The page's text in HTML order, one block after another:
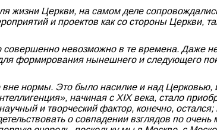
жизни Церкви, на самом деле
и проектов как со стороны Церкви,
совершенно невозможно в те времена. Даже
формирования нынешнего и следующего
нормы. Это было насилие и над Церковью,
начиная с XIX века, стало
и творческий фактор, конечно,
о совпадении взглядов по